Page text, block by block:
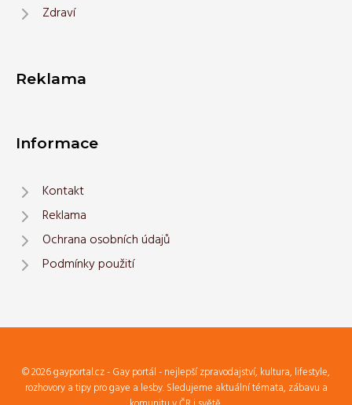
Zdraví
Reklama
Informace
Kontakt
Reklama
Ochrana osobních údajů
Podmínky použití
© 2026 gayportal.cz - Gay portál - nejlepší zpravodajství, kultura, lifestyle,
rozhovory a tipy pro gaye a lesby. Sledujeme aktuální témata, zábavu a